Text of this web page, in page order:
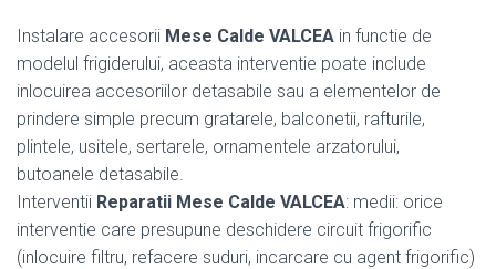
Instalare accesorii Mese Calde VALCEA in functie de
modelul frigiderului, aceasta interventie poate include
inlocuirea accesoriilor detasabile sau a elementelor de
prindere simple precum gratarele, balconetii, rafturile,
plintele, usitele, sertarele, ornamentele arzatorului,
butoanele detasabile.
Interventii Reparatii Mese Calde VALCEA: medii: orice
interventie care presupune deschidere circuit frigorific
(inlocuire filtru, refacere suduri, incarcare cu agent frigorific)